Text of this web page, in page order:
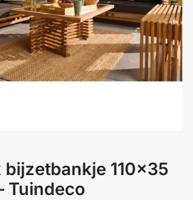
110×35
Tuindeco